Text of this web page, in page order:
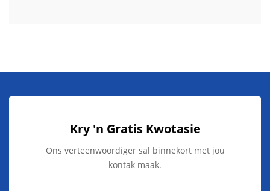
Kry 'n Gratis Kwotasie
Ons verteenwoordiger sal binnekort met jou
kontak maak.